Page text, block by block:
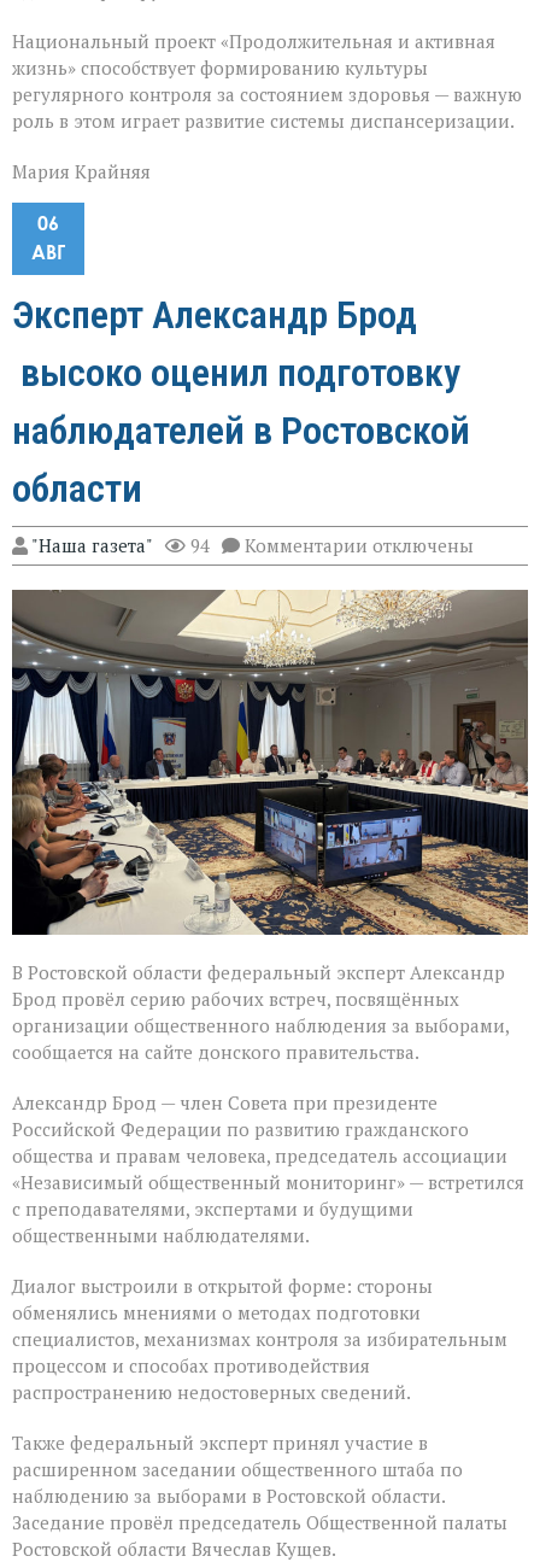
Национальный проект «Продолжительная и активная
жизнь» способствует формированию культуры
регулярного контроля за состоянием здоровья — важную
роль в этом играет развитие системы диспансеризации.
Мария Крайняя
06
АВГ
Эксперт Александр Брод
высоко оценил подготовку
наблюдателей в Ростовской
области
"Наша газета" 94 Комментарии к
записи
Эксперт
Александр
Брод
высоко
оценил
подготовку
наблюдателей
Ростовской
области
отключены
В Ростовской области федеральный эксперт Александр
Брод провёл серию рабочих встреч, посвящённых
организации общественного наблюдения за выборами,
сообщается на сайте донского правительства.
Александр Брод — член Совета при президенте
Российской Федерации по развитию гражданского
общества и правам человека, председатель ассоциации
«Независимый общественный мониторинг» — встретился
с преподавателями, экспертами и будущими
общественными наблюдателями.
Диалог выстроили в открытой форме: стороны
обменялись мнениями о методах подготовки
специалистов, механизмах контроля за избирательным
процессом и способах противодействия
распространению недостоверных сведений.
Также федеральный эксперт принял участие в
расширенном заседании общественного штаба по
наблюдению за выборами в Ростовской области.
Заседание провёл председатель Общественной палаты
Ростовской области Вячеслав Кущев.